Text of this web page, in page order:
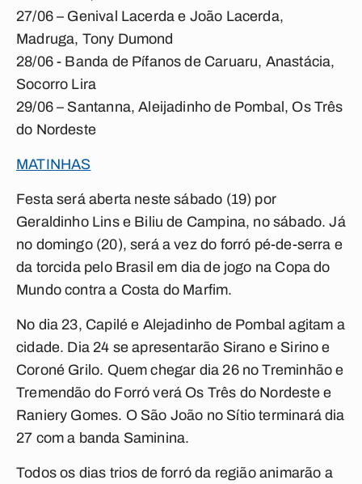
27/06 – Genival Lacerda e João Lacerda,
Madruga, Tony Dumond
28/06 - Banda de Pífanos de Caruaru, Anastácia,
Socorro Lira
29/06 – Santanna, Aleijadinho de Pombal, Os Três
do Nordeste
MATINHAS
Festa será aberta neste sábado (19) por
Geraldinho Lins e Biliu de Campina, no sábado. Já
no domingo (20), será a vez do forró pé-de-serra e
da torcida pelo Brasil em dia de jogo na Copa do
Mundo contra a Costa do Marfim.
No dia 23, Capilé e Alejadinho de Pombal agitam a
cidade. Dia 24 se apresentarão Sirano e Sirino e
Coroné Grilo. Quem chegar dia 26 no Treminhão e
Tremendão do Forró verá Os Três do Nordeste e
Raniery Gomes. O São João no Sítio terminará dia
27 com a banda Saminina.
Todos os dias trios de forró da região animarão a